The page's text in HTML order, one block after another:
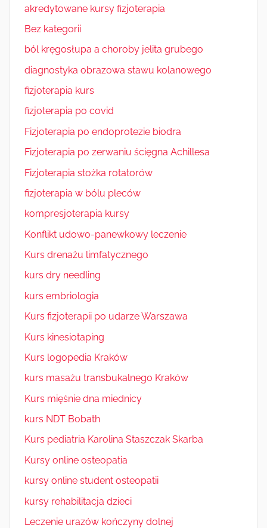
akredytowane kursy fizjoterapia
Bez kategorii
ból kręgosłupa a choroby jelita grubego
diagnostyka obrazowa stawu kolanowego
fizjoterapia kurs
fizjoterapia po covid
Fizjoterapia po endoprotezie biodra
Fizjoterapia po zerwaniu ścięgna Achillesa
Fizjoterapia stożka rotatorów
fizjoterapia w bólu pleców
kompresjoterapia kursy
Konflikt udowo-panewkowy leczenie
Kurs drenażu limfatycznego
kurs dry needling
kurs embriologia
Kurs fizjoterapii po udarze Warszawa
Kurs kinesiotaping
Kurs logopedia Kraków
kurs masażu transbukalnego Kraków
Kurs mięśnie dna miednicy
kurs NDT Bobath
Kurs pediatria Karolina Staszczak Skarba
Kursy online osteopatia
kursy online student osteopatii
kursy rehabilitacja dzieci
Leczenie urazów kończyny dolnej